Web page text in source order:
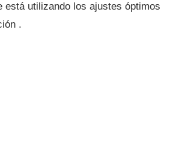
está utilizando los ajustes óptimos
.